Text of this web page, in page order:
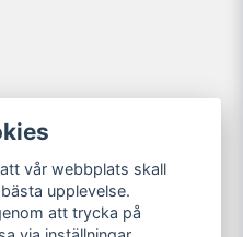
vår webbplats skall
upplevelse.
att trycka på